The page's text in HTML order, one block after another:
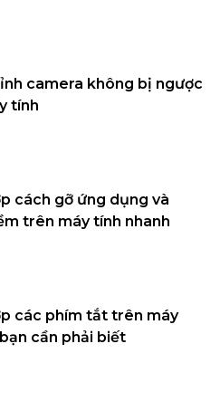
camera không bị ngược
tính
cách gỡ ứng dụng và
trên máy tính nhanh
các phím tắt trên máy
cần phải biết